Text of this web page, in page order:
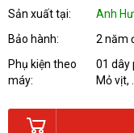
Sản xuất tại:
Anh
Bảo hành:
2 năm
Phụ kiện theo
máy:
01 dây
Mỏ vịt, ...